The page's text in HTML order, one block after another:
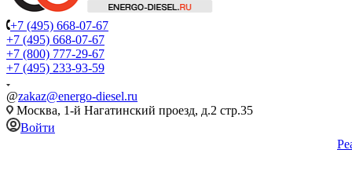
+7 (495) 668-07-67
+7 (495) 668-07-67
+7 (800) 777-29-67
+7 (495) 233-93-59
@zakaz@energo-diesel.ru
Москва, 1-й Нагатинский проезд, д.2 стр.35
Войти